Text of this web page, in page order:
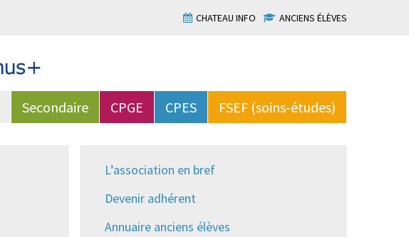
CHATEAU INFO ANCIENS ÉLÈVES
Secondaire CPGE CPES FSEF (soins-études)
L’association en bref
Devenir adhérent
Annuaire anciens élèves